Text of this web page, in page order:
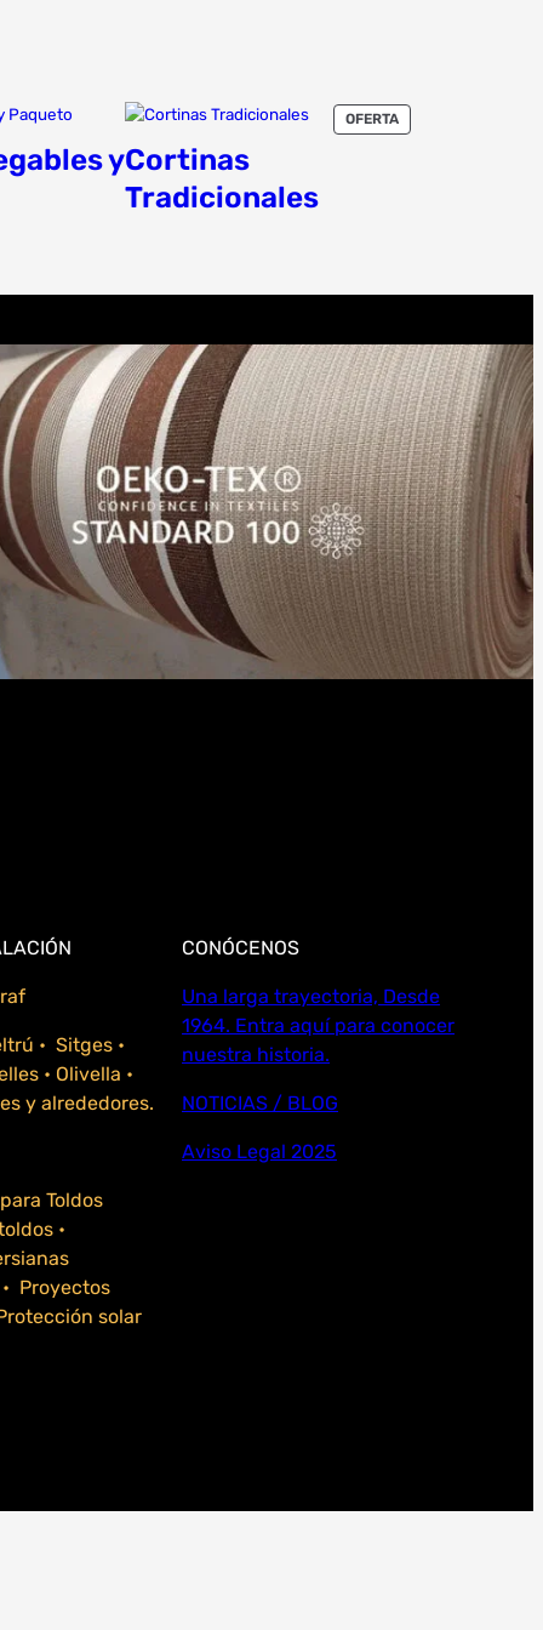
y
OFERTAPRODUCTO
EN
Cortinas
Tradicionales
• Sitges •
• Olivella •
y alrededores.
Toldos
•
Proyectos
solar
CONÓCENOS
Una larga trayectoria, Desde
1964. Entra aquí para conocer
nuestra historia.
NOTICIAS / BLOG
Aviso Legal 2025